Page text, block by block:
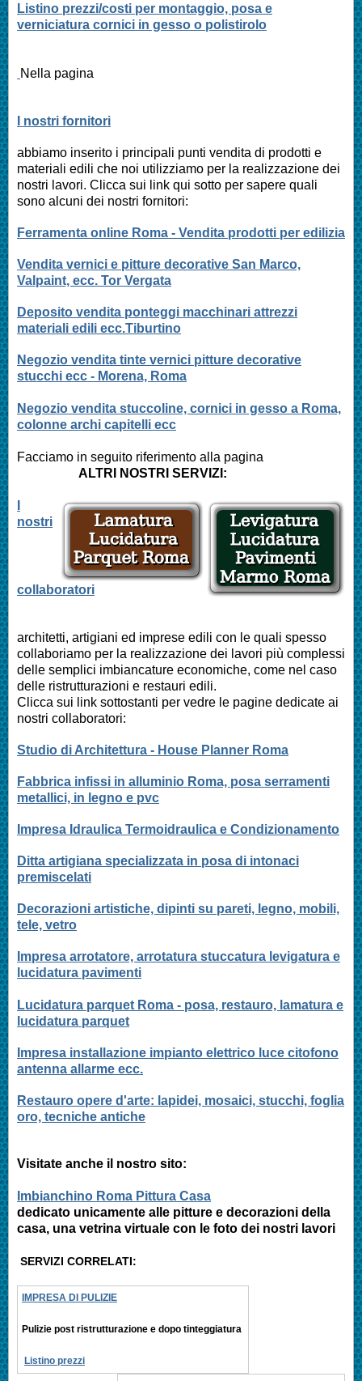
Listino prezzi/costi per montaggio, posa e
verniciatura cornici in gesso o polistirolo
Nella pagina
I nostri fornitori
abbiamo inserito i principali punti vendita di prodotti e
materiali edili che noi utilizziamo per la realizzazione dei
nostri lavori. Clicca sui link qui sotto per sapere quali
sono alcuni dei nostri fornitori:
Ferramenta online Roma - Vendita prodotti per edilizia
Vendita vernici e pitture decorative San Marco,
Valpaint, ecc. Tor Vergata
Deposito vendita ponteggi macchinari attrezzi
materiali edili ecc.Tiburtino
Negozio vendita tinte vernici pitture decorative
stucchi ecc - Morena, Roma
Negozio vendita stuccoline, cornici in gesso a Roma,
colonne archi capitelli ecc
Facciamo in seguito riferimento alla pagina
ALTRI NOSTRI SERVIZI:
nostri
collaboratori
architetti, artigiani ed imprese edili con le quali spesso
collaboriamo per la realizzazione dei lavori più complessi
delle semplici imbiancature economiche, come nel caso
delle ristrutturazioni e restauri edili.
Clicca sui link sottostanti per vedre le pagine dedicate ai
nostri collaboratori:
Studio di Architettura - House Planner Roma
Fabbrica infissi in alluminio Roma, posa serramenti
metallici, in legno e pvc
Impresa Idraulica Termoidraulica e Condizionamento
Ditta artigiana specializzata in posa di intonaci
premiscelati
Decorazioni artistiche, dipinti su pareti, legno, mobili,
tele, vetro
Impresa arrotatore, arrotatura stuccatura levigatura e
lucidatura pavimenti
Lucidatura parquet Roma - posa, restauro, lamatura e
lucidatura parquet
Impresa installazione impianto elettrico luce citofono
antenna allarme ecc.
Restauro opere d'arte: lapidei, mosaici, stucchi, foglia
oro, tecniche antiche
Visitate anche il nostro sito:
Imbianchino Roma Pittura Casa
dedicato unicamente alle pitture e decorazioni della
casa, una vetrina virtuale con le foto dei nostri lavori
SERVIZI CORRELATI:
IMPRESA DI PULIZIE
Pulizie post ristrutturazione e dopo tinteggiatura
Listino prezzi